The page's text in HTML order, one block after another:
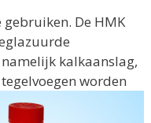
De HMK
kalkaanslag,
worden